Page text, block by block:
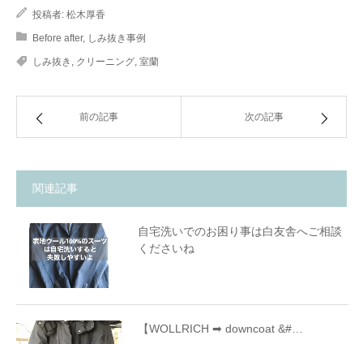
投稿者: 松木厚香
Before after, しみ抜き事例
しみ抜き , クリーニング, 室蘭
前の記事 次の記事
関連記事
自宅洗いでのお困り事は白友舎へご相談
くださいね
【WOLLRICH ➡ downcoat &#…